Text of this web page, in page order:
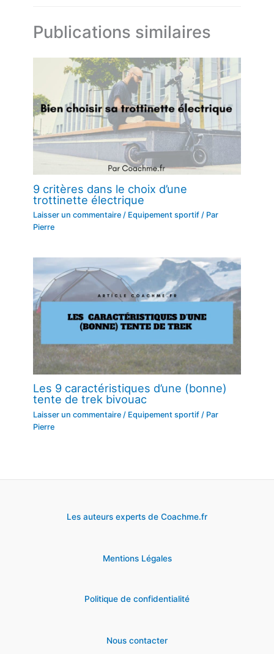
Publications similaires
9 critères dans le choix d’une
trottinette électrique
Laisser un commentaire / Equipement sportif / Par
Pierre
Les 9 caractéristiques d’une (bonne)
tente de trek bivouac
Laisser un commentaire / Equipement sportif / Par
Pierre
Les auteurs experts de Coachme.fr
Mentions Légales
Politique de confidentialité
Nous contacter